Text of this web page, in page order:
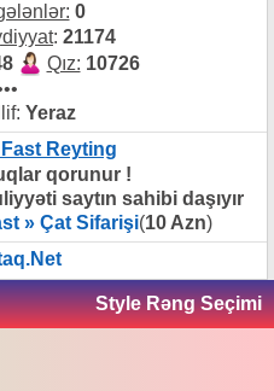
0
: 21174
Qız: 10726
Yeraz
Reyting
qorunur !
saytın sahibi daşıyır
» Çat Sifarişi(10 Azn)
Style Rəng Seçimi